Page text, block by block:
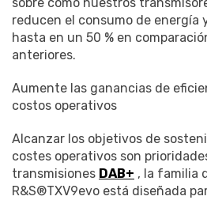
reducen el consumo de energía
hasta en un 50 % en
anteriores.
Aumente las ganancias de
costos operativos
Alcanzar los objetivos de
costes operativos son
transmisiones DAB+ , la familia
R&S®TXV9evo está diseñada